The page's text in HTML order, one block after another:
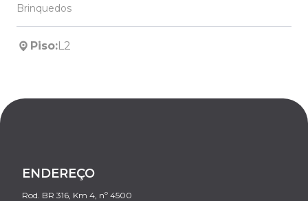
Brinquedos
Piso:L2
ENDEREÇO
Rod. BR 316, Km 4, nº 4500